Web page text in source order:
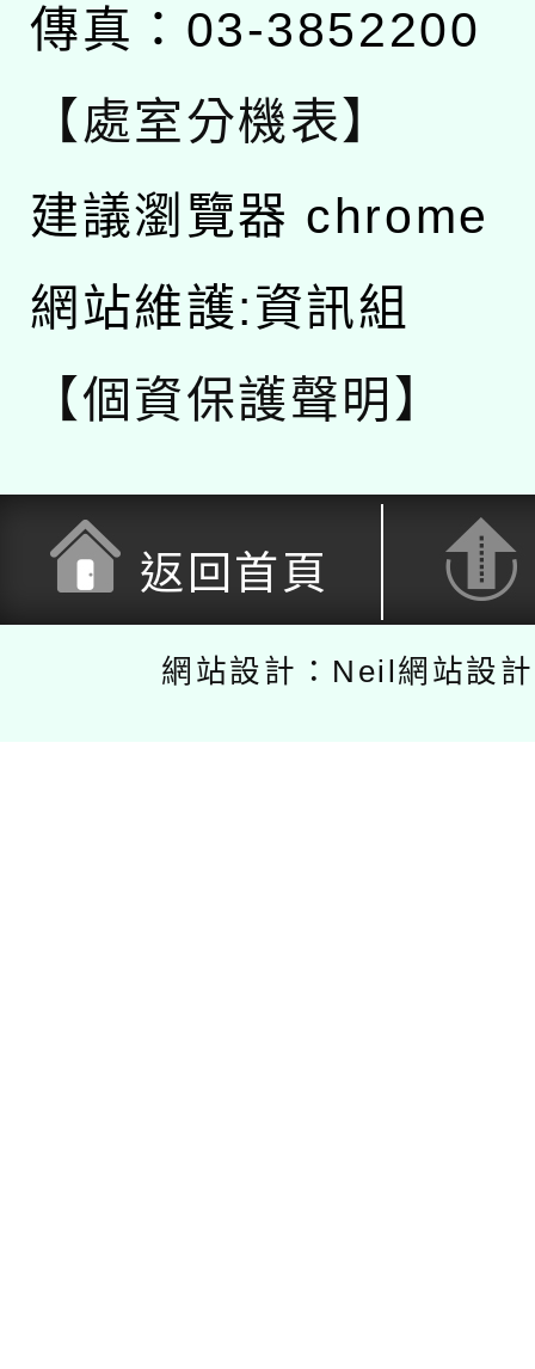
傳真：03-3852200
【處室分機表】
建議瀏覽器 chrome
網站維護:資訊組
【個資保護聲明】
返回首頁
網站設計：Neil網站設